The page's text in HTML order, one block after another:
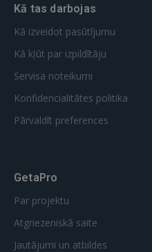
Kā tas darbojas
Kā izveidot pasūtījumu
Kā kļūt par izpildītāju
Servisa noteikumi
Konfidencialitātes politika
Pārvaldīt preferences
GetaPro
Par projektu
Atgriezeniskā saite
Jautājumi un atbildes